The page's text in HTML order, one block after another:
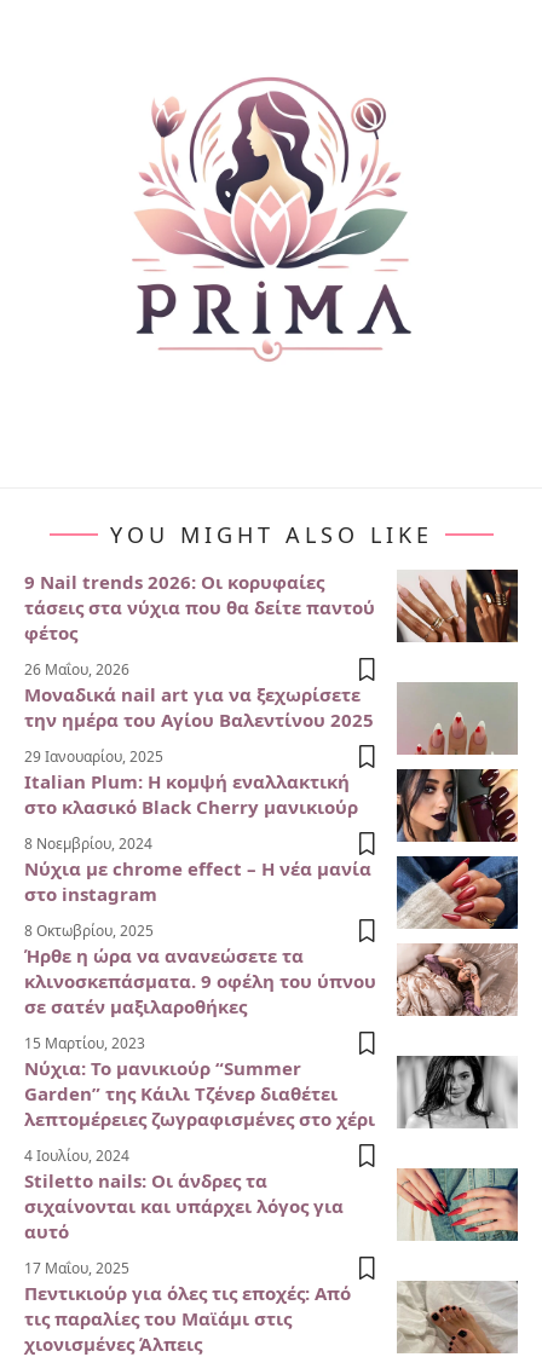
YOU MIGHT ALSO LIKE
9 Nail trends 2026: Οι κορυφαίες
τάσεις στα νύχια που θα δείτε παντού
φέτος
26 Μαΐου, 2026
Μοναδικά nail art για να ξεχωρίσετε
την ημέρα του Αγίου Βαλεντίνου 2025
29 Ιανουαρίου, 2025
Italian Plum: Η κομψή εναλλακτική
στο κλασικό Black Cherry μανικιούρ
8 Νοεμβρίου, 2024
Νύχια με chrome effect – Η νέα μανία
στο instagram
8 Οκτωβρίου, 2025
Ήρθε η ώρα να ανανεώσετε τα
κλινοσκεπάσματα. 9 οφέλη του ύπνου
σε σατέν μαξιλαροθήκες
15 Μαρτίου, 2023
Νύχια: Το μανικιούρ “Summer
Garden” της Κάιλι Τζένερ διαθέτει
λεπτομέρειες ζωγραφισμένες στο χέρι
4 Ιουλίου, 2024
Stiletto nails: Οι άνδρες τα
σιχαίνονται και υπάρχει λόγος για
αυτό
17 Μαΐου, 2025
Πεντικιούρ για όλες τις εποχές: Από
τις παραλίες του Μαϊάμι στις
χιονισμένες Άλπεις